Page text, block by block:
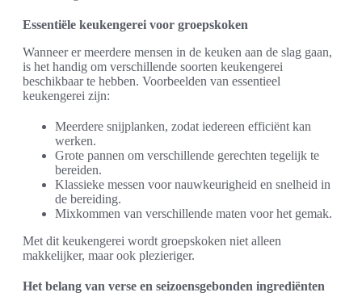
Essentiële keukengerei voor groepskoken
Wanneer er meerdere mensen in de keuken aan de slag gaan,
is het handig om verschillende soorten keukengerei
beschikbaar te hebben. Voorbeelden van essentieel
keukengerei zijn:
Meerdere snijplanken, zodat iedereen efficiënt kan
werken.
Grote pannen om verschillende gerechten tegelijk te
bereiden.
Klassieke messen voor nauwkeurigheid en snelheid in
de bereiding.
Mixkommen van verschillende maten voor het gemak.
Met dit keukengerei wordt groepskoken niet alleen
makkelijker, maar ook plezieriger.
Het belang van verse en seizoensgebonden ingrediënten